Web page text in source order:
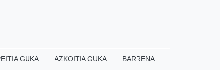
GUKA AZKOITIA GUKA
BARRENA